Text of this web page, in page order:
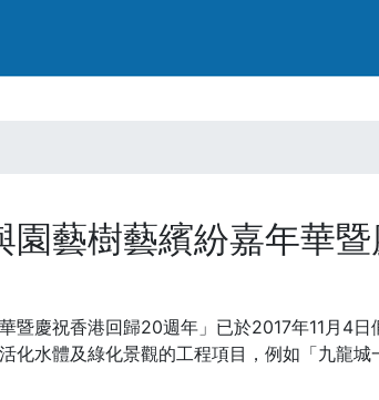
園藝樹藝繽紛嘉年華
暨慶祝香港回歸20週年」已於2017年11月4
化水體及綠化景觀的工程項目，例如「九龍